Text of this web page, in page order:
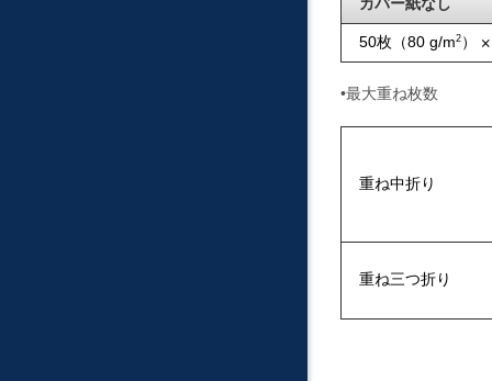
50枚（80 g/m2 ）
•最大重ね枚数
重ね中折り
重ね三つ折り